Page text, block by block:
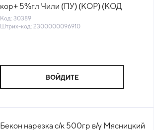
кор+ 5%гл Чили (ПУ) (КОР) (КОД
30389) (-18°С)
Код: 30389
Штрих-код: 2300000096910
ВОЙДИТЕ
Бекон нарезка с/к 500гр в/у Мясницкий